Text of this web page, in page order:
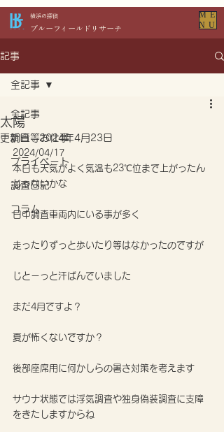
​横浜の探偵
​ブルーフィールドリサーチ
ME
NU
記事
全記事
調査等お仕事
プライベート
調査日記
コラム
全記事
太陽
更新日：2024年4月23日
2024/04/17
本日も天気がよく気温も23℃位まで上がったん
じゃないかな
日中調査車両内にいる事が多く
走ったりずっと歩いたり等はなかったのですが
じとーっと汗ばんでいました
まだ4月ですよ？
夏が怖くないですか？
後部座席用に何かしらの暑さ対策を考えます
サウナ状態では浮気調査や独身偽装調査に支障
をきたしますからね